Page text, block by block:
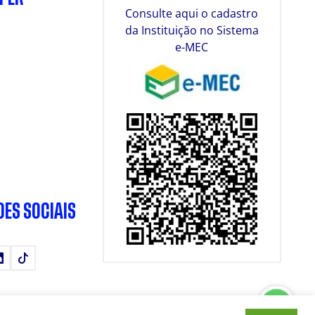
SOCIAIS
LinkedIn
Consulte aqui o cadastro
da Instituição no Sistema
e-MEC